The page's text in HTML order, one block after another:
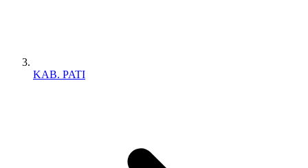
KAB. PATI